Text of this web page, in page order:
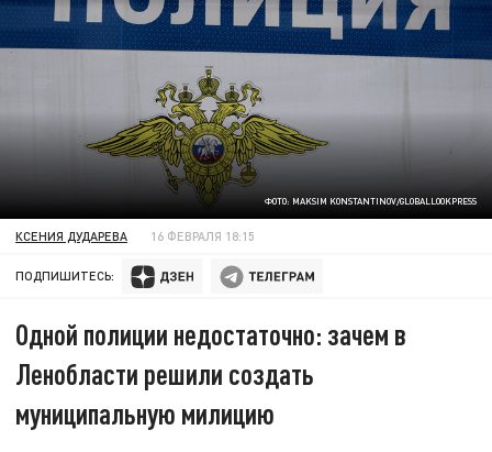
ФОТО: MAKSIM KONSTANTINOV/GLOBALLOOKPRESS
КСЕНИЯ ДУДАРЕВА 16 ФЕВРАЛЯ 18:15
ПОДПИШИТЕСЬ:
Одной полиции недостаточно: зачем в
Ленобласти решили создать
муниципальную милицию